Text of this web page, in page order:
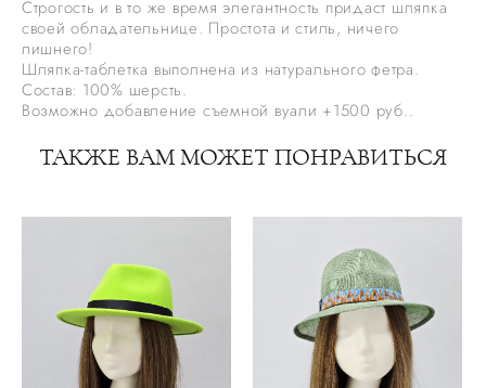
Строгость и в то же время элегантность придаст шляпка
своей обладательнице. Простота и стиль, ничего
лишнего!
Шляпка-таблетка выполнена из натурального фетра.
Состав: 100% шерсть.
Возможно добавление съемной вуали +1500 руб..
ТАКЖЕ ВАМ МОЖЕТ ПОНРАВИТЬСЯ